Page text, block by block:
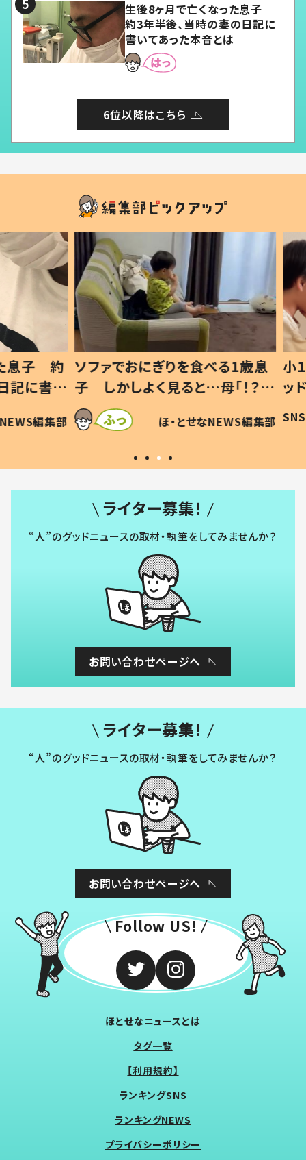
生後8ヶ月で亡くなった息子
約3年半後、当時の妻の日記に
書いてあった本音とは
6位以降はこちら
約
書い
編集部
ソファでおにぎりを食べる1歳息
子 しかしよく見ると…母「！？」
すべてを察した母の投稿に「可愛
いから許す！」「現行犯〜」
ほ・とせなNEWS編集部
小1か
ッド
#令和
SNSで
ライター募集！
“人”のグッドニュースの取材・執筆をしてみませんか？
お問い合わせページへ
ライター募集！
“人”のグッドニュースの取材・執筆をしてみませんか？
お問い合わせページへ
Follow US!
ほとせなニュースとは
タグ一覧
【利用規約】
ランキングSNS
ランキングNEWS
プライバシーポリシー